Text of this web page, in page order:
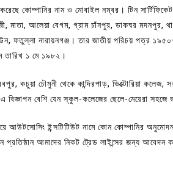
কোম্পানির নাম ও মোবাইল নম্বর। টিন
আলেয়া বেগম, গ্রাম চাঁনপুর, ডাকঘর মদনপুর,
ফতুল্লা নারায়নগঞ্জ। তার জাতীয় পরিচয় পত্র
তারিখ ১ মে ১৯৮২।
কচুয়া চৌমুনী থেকে কান্দিরপাড়, ভিক্টোরিয়া কলেজ,
বেশি যেন স্কুল-কলেজের ছেলে-মেয়েরা সহজে
আউটসোসিং ইন্সটিটিউট নামে কোন কোম্পানির
প্রতিষ্ঠান আমাদের নিকট ট্রেড লাইন্সের জন্য আবেদন